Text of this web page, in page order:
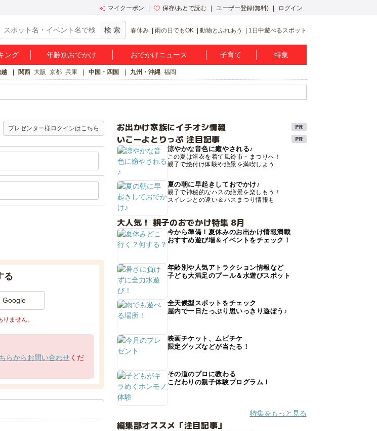
マイクーポン 保存/あとで読む ユーザー登録(無料) ログイン
春休み 雨の日でもOK 動物とふれあう 1日中遊べるスポット
ング 年齢別おでかけ おでかけニュース 子育て 特集
関西 大阪 京都 兵庫 中国・四国 九州・沖縄 福岡
プレゼンター様ログインはこちら
る
Google
ません。
らからお問い合わせくだ
お出かけ家族にイチオシ情報
いこーよとりっぷ 注目記事
涼やかな音色に癒やされる♪
この夏は浴衣を着て風鈴市・まつりへ！
親子で絵付け体験や絶景を満喫しよう
夏の朝に早起きしておでかけ♪
親子で神秘的なハスの絶景を楽しもう！
スイレンとの違い＆ハスまつり情報も
大人気！ 親子のおでかけ特集 8月
今から準備！夏休みのお出かけ情報満載
おすすめ遊び場＆イベントをチェック！
年齢別や人気アトラクション情報など
子ども大満足のプール＆水遊びスポット
全天候型スポットをチェック
屋内で一日たっぷり思いっきり遊ぼう♪
映画チケット、ムビチケ
限定グッズなどが当たる！
その道のプロに教わる
こだわりの親子体験プログラム！
特集をもっと見る
編集部オススメ「注目記事」